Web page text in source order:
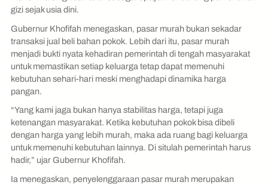
gizi sejak usia dini.
Gubernur Khofifah menegaskan, pasar murah bukan sekadar
transaksi jual beli bahan pokok. Lebih dari itu, pasar murah
menjadi bukti nyata kehadiran pemerintah di tengah masyarakat
untuk memastikan setiap keluarga tetap dapat memenuhi
kebutuhan sehari-hari meski menghadapi dinamika harga
pangan.
“Yang kami jaga bukan hanya stabilitas harga, tetapi juga
ketenangan masyarakat. Ketika kebutuhan pokok bisa dibeli
dengan harga yang lebih murah, maka ada ruang bagi keluarga
untuk memenuhi kebutuhan lainnya. Di situlah pemerintah harus
hadir,” ujar Gubernur Khofifah.
Ia menegaskan, penyelenggaraan pasar murah merupakan